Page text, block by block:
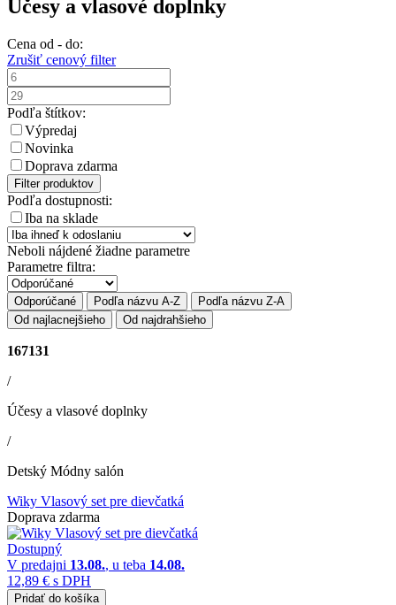
Účesy a vlasové doplnky
Cena od - do:
Zrušiť cenový filter
Podľa štítkov:
Výpredaj
Novinka
Doprava zdarma
Filter produktov
Podľa dostupnosti:
Iba na sklade
Neboli nájdené žiadne parametre
Parametre filtra:
Odporúčané Podľa názvu A-Z
Podľa názvu Z-A
Od najlacnejšieho
Od najdrahšieho
167131
/
Účesy a vlasové doplnky
/
Detský Módny salón
Wiky Vlasový set pre dievčatká
Doprava zdarma
Dostupný
V predajni 13.08., u teba 14.08.
12,89 € s DPH
Pridať do košíka